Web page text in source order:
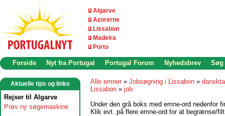
Algarve
Azorerne
Lissabon
Madeira
Porto
Forside Nyt fra Portugal Portugal Forum Nyhedsbrev Søg
Aktuelle tips og links
Rejser til Algarve
Prøv ny søgemaskine
Alle emner » Jobsøgning i Lissabon »
Lissabon » job
Under den grå boks med emne-ord nedenfor
Klik evt. på flere emne-ord for at begrænse/